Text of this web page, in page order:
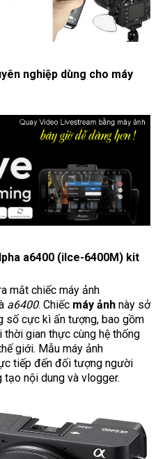
nghiệp dùng cho máy
a6400 (ilce-6400M) kit
mắt chiếc máy ảnh
a6400. Chiếc máy ảnh này sở
số cực kì ấn tượng, bao gồm
gian thực cùng hệ thống
giới. Mẫu máy ảnh
tiếp đến đối tượng người
tạo nội dung và vlogger.